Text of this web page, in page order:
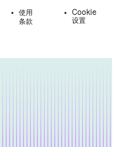
使用
条款
Cookie
设置